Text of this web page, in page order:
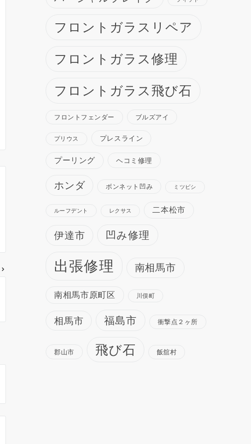
フロントガラスリペア
フロントガラス修理
フロントガラス飛び石
フロントフェンダー ブルズアイ
プリウス プレスライン
プーリング ヘコミ修理
ホンダ ボンネット凹み ミツビシ
ルーフデント レクサス 二本松市
伊達市 凹み修理
出張修理 南相馬市
南相馬市原町区 川俣町
相馬市 福島市 衝撃点２ヶ所
郡山市 飛び石 飯舘村